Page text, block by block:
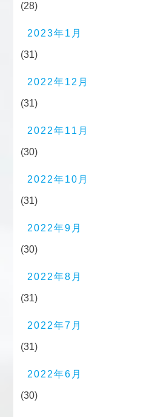
(28)
2023年1月
(31)
2022年12月
(31)
2022年11月
(30)
2022年10月
(31)
2022年9月
(30)
2022年8月
(31)
2022年7月
(31)
2022年6月
(30)